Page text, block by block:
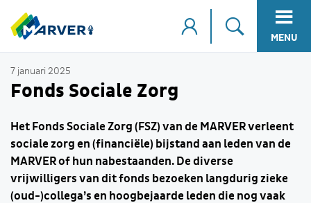
MENU
7 januari 2025
Fonds Sociale Zorg
Het Fonds Sociale Zorg (FSZ) van de MARVER verleent
sociale zorg en (financiële) bijstand aan leden van de
MARVER of hun nabestaanden. De diverse
vrijwilligers van dit fonds bezoeken langdurig zieke
(oud-)collega’s en hoogbejaarde leden die nog vaak